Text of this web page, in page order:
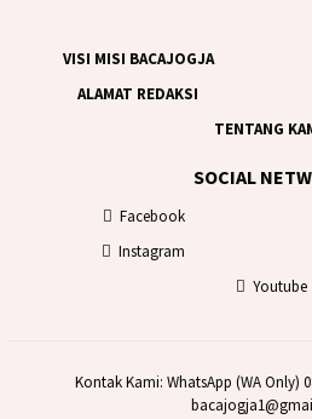
VISI MISI BACAJOGJA
ALAMAT REDAKSI
TENTANG
SOCIAL
Facebook
Instagram
Youtube
Kontak Kami: WhatsApp (WA Only)